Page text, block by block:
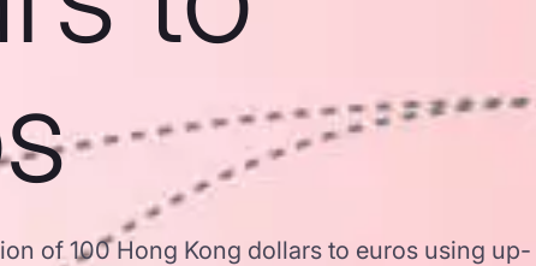
of 100 Hong Kong dollars to euros using up-